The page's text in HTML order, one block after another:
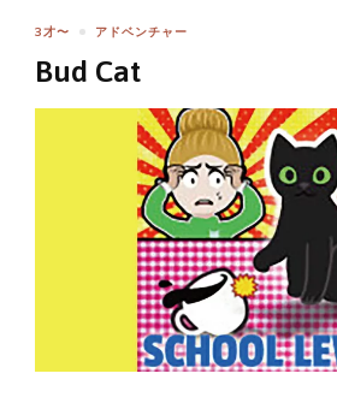
3才〜 アドベンチャー
Bud Cat